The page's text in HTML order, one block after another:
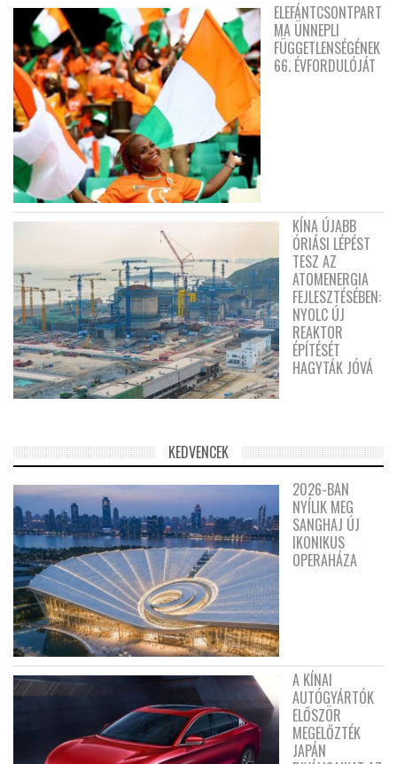
ELEFÁNTCSONTPART
MA ÜNNEPLI
FÜGGETLENSÉGÉNEK
66. ÉVFORDULÓJÁT
KÍNA ÚJABB
ÓRIÁSI LÉPÉST
TESZ AZ
ATOMENERGIA
FEJLESZTÉSÉBEN:
NYOLC ÚJ
REAKTOR
ÉPÍTÉSÉT
HAGYTÁK JÓVÁ
KEDVENCEK
2026-BAN
NYÍLIK MEG
SANGHAJ ÚJ
IKONIKUS
OPERAHÁZA
A KÍNAI
AUTÓGYÁRTÓK
ELŐSZÖR
MEGELŐZTÉK
JAPÁN